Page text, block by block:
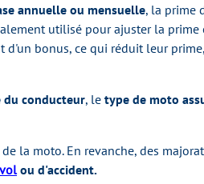
annuelle ou mensuelle, la prime
utilisé pour ajuster la prime
d'un bonus, ce qui réduit leur
du conducteur, le type de moto
de la moto. En revanche, des
vol ou d'accident.